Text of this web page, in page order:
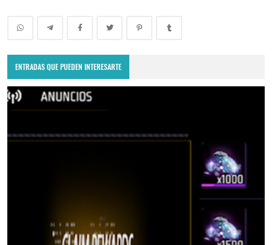
ENTRADAS QUE PUEDEN INTERESARTE